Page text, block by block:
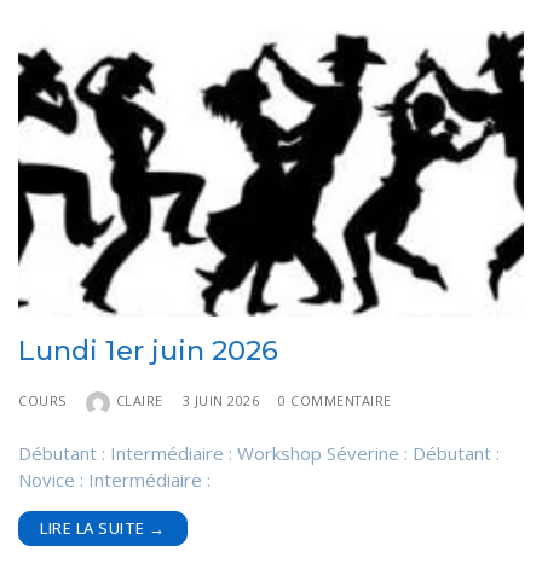
Lundi 1er juin 2026
COURS CLAIRE 3 JUIN 2026 0 COMMENTAIRE
Débutant : Intermédiaire : Workshop Séverine : Débutant :
Novice : Intermédiaire :
LIRE LA SUITE →